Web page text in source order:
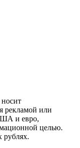
рекламой или
и евро,
целью.
рублях.